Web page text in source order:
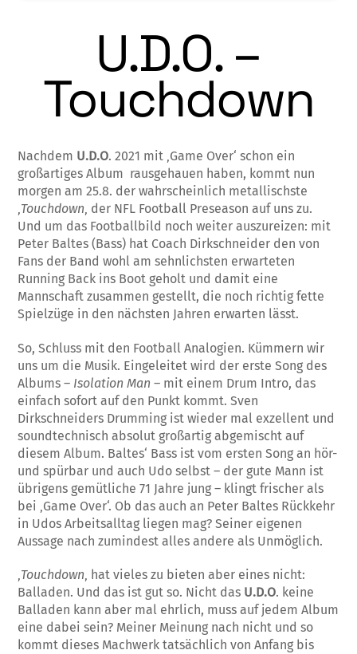
U.D.O. –
Touchdown
Nachdem U.D.O. 2021 mit ‚Game Over‘ schon ein
großartiges Album rausgehauen haben, kommt nun
morgen am 25.8. der wahrscheinlich metallischste
Touchdown ‚ der NFL Football Preseason auf uns zu.
Und um das Footballbild noch weiter auszureizen: mit
Peter Baltes (Bass) hat Coach Dirkschneider den von
Fans der Band wohl am sehnlichsten erwarteten
Running Back ins Boot geholt und damit eine
Mannschaft zusammen gestellt, die noch richtig fette
Spielzüge in den nächsten Jahren erwarten lässt.
So, Schluss mit den Football Analogien. Kümmern wir
uns um die Musik. Eingeleitet wird der erste Song des
Albums – Isolation Man – mit einem Drum Intro, das
einfach sofort auf den Punkt kommt. Sven
Dirkschneiders Drumming ist wieder mal exzellent und
soundtechnisch absolut großartig abgemischt auf
diesem Album. Baltes‘ Bass ist vom ersten Song an hör-
und spürbar und auch Udo selbst – der gute Mann ist
übrigens gemütliche 71 Jahre jung – klingt frischer als
bei ‚Game Over‘. Ob das auch an Peter Baltes Rückkehr
in Udos Arbeitsalltag liegen mag? Seiner eigenen
Aussage nach zumindest alles andere als Unmöglich.
‚Touchdown‚ hat vieles zu bieten aber eines nicht:
Balladen. Und das ist gut so. Nicht das U.D.O. keine
Balladen kann aber mal ehrlich, muss auf jedem Album
eine dabei sein? Meiner Meinung nach nicht und so
kommt dieses Machwerk tatsächlich von Anfang bis